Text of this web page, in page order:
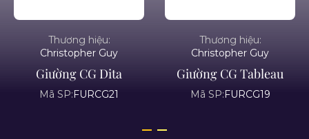
Thương hiệu:
Christopher Guy
Giường CG Dita
Mã SP:FURCG21
Thương hiệu:
Christopher Guy
Giường CG Tableau
Mã SP:FURCG19